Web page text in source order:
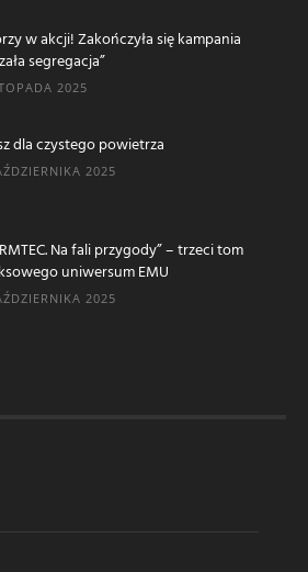
w akcji! Zakończyła się kampania
segregacja”
2025
dla czystego powietrza
2025
Na fali przygody” – trzeci tom
uniwersum EMU
2025